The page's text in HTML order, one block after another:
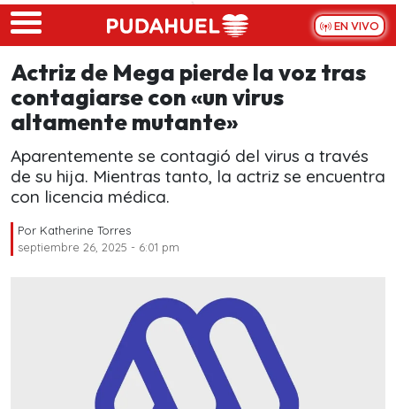
Skip to main content
EN VIVO
Actriz de Mega pierde la voz tras
contagiarse con «un virus
altamente mutante»
Aparentemente se contagió del virus a través
de su hija. Mientras tanto, la actriz se encuentra
con licencia médica.
Por Katherine Torres
septiembre 26, 2025 - 6:01 pm